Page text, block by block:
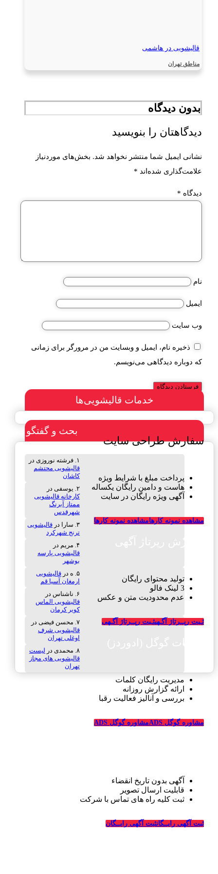
قالیشویی در هاشمی
مناطق تهران
بدون دیدگاه
دیدگاهتان را بنویسید
نشانی ایمیل شما منتشر نخواهد شد. بخش‌های موردنیاز
علامت‌گذاری شده‌اند *
دیدگاه *
نام
ایمیل
وب‌ سایت
ذخیره نام، ایمیل و وبسایت من در مرورگر برای زمانی
که دوباره دیدگاهی می‌نویسم.
خدمات قالیشویی‌ها
سفارش طراحی سایت
پرداخت مبلغ با شرایط ویژه
هاست و دامین رایگان یکساله
آگهی ویژه رایگان در سایت
مشاهده نمونه کارهامشاهده نمونه کارها
تولید محتوای رایگان
3 لینک فالو
عدم محدودیت متن و عکس
ثـبت رپــرتاژ آگـهیثـبت رپــرتاژ آگـهی
مدیریت رایگان کلمات
ارائه گزارش روزانه
بررسی و آنالیز فعالیت رقبا
مشاوره گوگل ADS مشاوره گوگل ADS
آگهی بدون تاریخ انقضاء
قابلیت ارسال تصویر
ثبت کلیه راه های تماس با شرکت
ثبت آگهی رایــگانثبت آگهی رایــگان
بحث و گفتگو
فرشته نوروزی در
قالیشویی محتشم
کاشان
یوسفی در
کارخانه قالیشویی
ممتاز آبرنگ
شهرقدس
سارا
در قالیشویی
ترنج شهرکرد
مریم در
قالیشویی پارسه
بوشهر
ه در قالیشویی
ارمغان آسیا قم
ناشناس در
قالیشویی الماس
کویر کرمان
محسن فیضی در
قالیشویی شرف
اوغلی تهران
محمدی در لیست
قالیشویی های مجاز
تهران